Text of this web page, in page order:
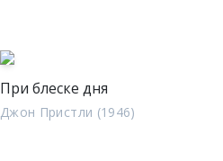
При блеске дня
Джон Пристли (1946)